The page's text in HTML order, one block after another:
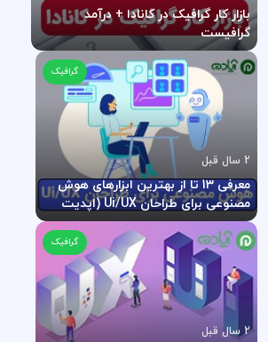
بازار کار گرافیک در کانادا + درآمد
گرافیست
گرافیک
2 سال قبل
معرفی 13 تا از بهترین ابزارهای هوش
مصنوعی برای طراحان Ui/UX (اپدیت
2024)
گرافیک
2 سال قبل